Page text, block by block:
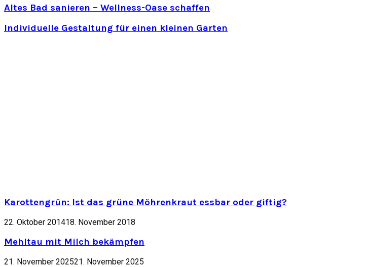
Altes Bad sanieren – Wellness-Oase schaffen
Individuelle Gestaltung für einen kleinen Garten
Karottengrün: Ist das grüne Möhrenkraut essbar oder giftig?
22. Oktober 201418. November 2018
Mehltau mit Milch bekämpfen
21. November 202521. November 2025